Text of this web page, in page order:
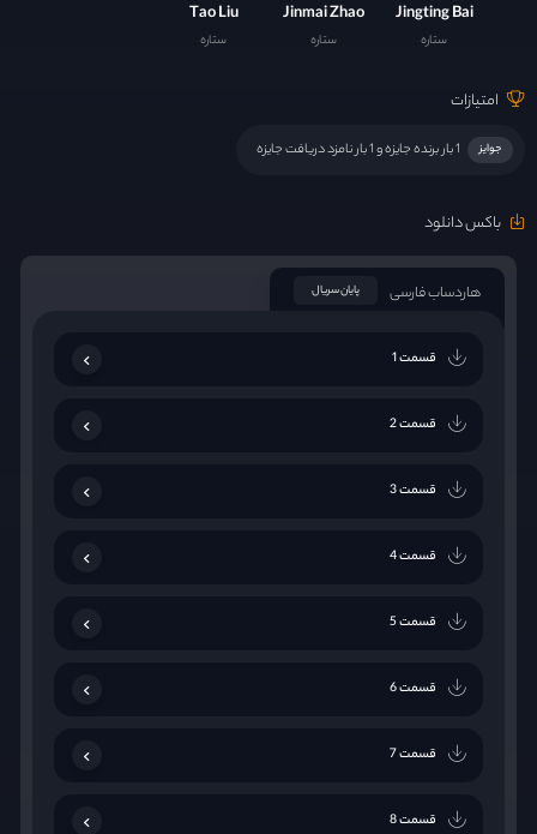
Jingting Bai
ستاره
Jinmai Zhao
ستاره
Tao Liu
ستاره
امتیازات
جوایز 1 بار برنده جایزه و 1 بار نامزد دریافت جایزه
باکس دانلود
هاردساب فارسی پایان سریال
قسمت 1
قسمت 2
قسمت 3
قسمت 4
قسمت 5
قسمت 6
قسمت 7
قسمت 8